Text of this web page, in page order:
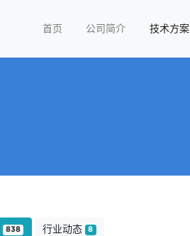
首页 公司简介 技术方案
838 行业动态 8